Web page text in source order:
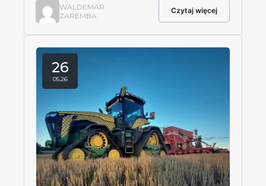
Czytaj więcej
WALDEMAR
ZAREMBA
26
05.26